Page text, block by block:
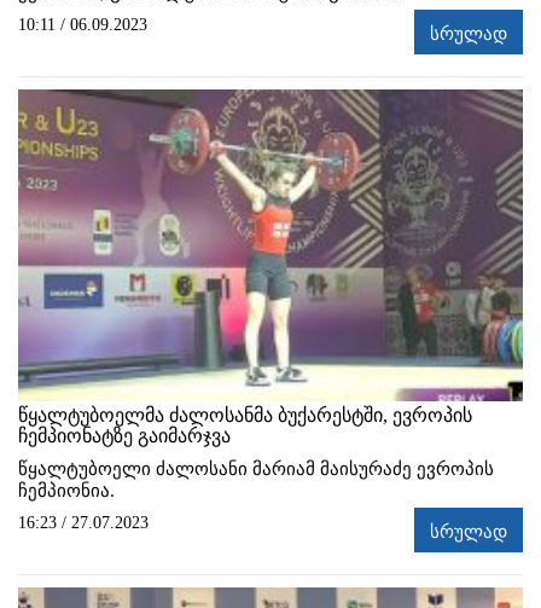
10:11 / 06.09.2023 სრულად
წყალტუბოელმა ძალოსანმა ბუქარესტში, ევროპის
ჩემპიონატზე გაიმარჯვა
წყალტუბოელი ძალოსანი მარიამ მაისურაძე ევროპის
ჩემპიონია.
16:23 / 27.07.2023 სრულად